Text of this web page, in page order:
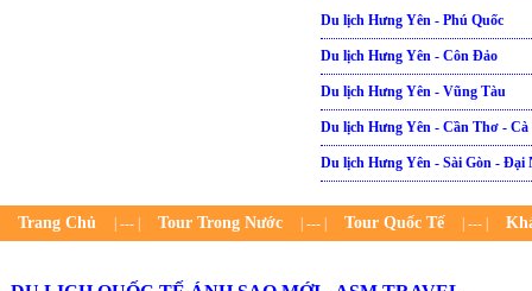
Du lịch Hưng Yên - Phú Quốc
Du lịch Hưng Yên - Côn Đảo
Du lịch Hưng Yên - Vũng Tàu
Du lịch Hưng Yên - Cần Thơ - Cà
Du lịch Hưng Yên - Sài Gòn - Đại
Trang Chủ | --- | Tour Trong Nước | --- | Tour Quốc Tế | --- |